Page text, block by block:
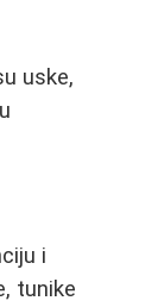
uske,
i
tunike